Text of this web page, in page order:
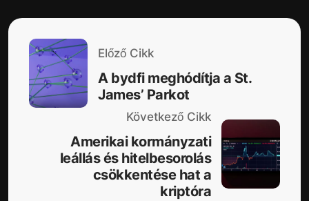
Előző Cikk
A bydfi meghódítja a St.
James’ Parkot
Következő Cikk
Amerikai kormányzati
leállás és hitelbesorolás
csökkentése hat a
kriptóra